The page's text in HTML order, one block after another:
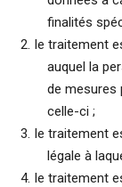
finalités
le traitement
auquel la
de mesures
celle-ci ;
le traitement
légale à
le traitement